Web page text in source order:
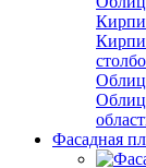
Фасадная